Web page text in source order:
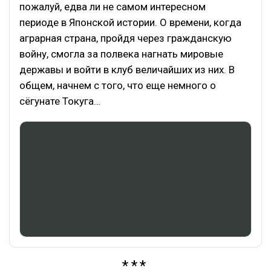
пожалуй, едва ли не самом интересном
периоде в Японской истории. О времени, когда
аграрная страна, пройдя через гражданскую
войну, смогла за полвека нагнать мировые
державы и войти в клуб величайших из них. В
общем, начнем с того, что еще немного о
сёгунате Токуга…